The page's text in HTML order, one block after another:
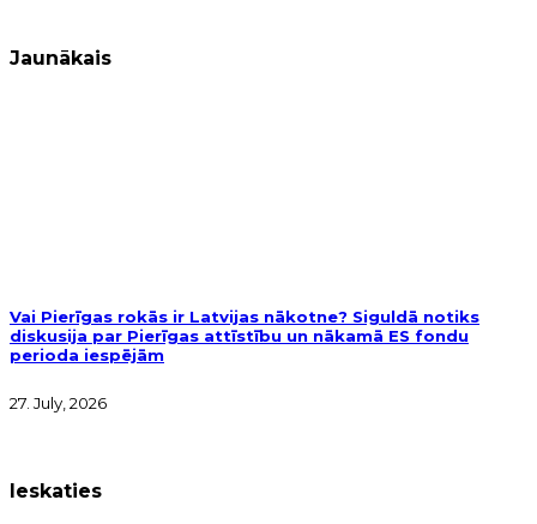
Jaunākais
Vai Pierīgas rokās ir Latvijas nākotne? Siguldā notiks
diskusija par Pierīgas attīstību un nākamā ES fondu
perioda iespējām
27. July, 2026
Ieskaties